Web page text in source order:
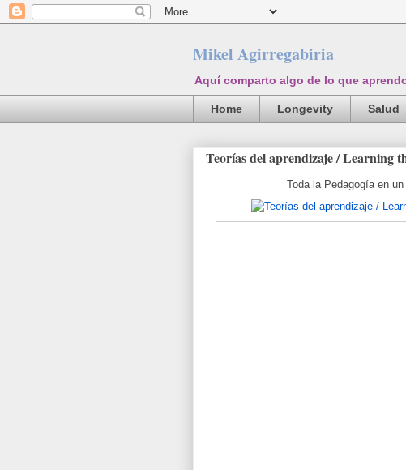
Mikel Agirregabiria
Aquí comparto algo de lo que
Home Longevity Salud
Teorías del aprendizaje / Learning
Toda la Pedagogía en